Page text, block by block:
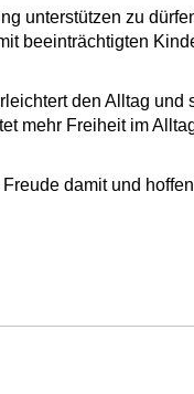
unterstützen zu
beeinträchtigten
den Alltag und
mehr Freiheit im
damit und